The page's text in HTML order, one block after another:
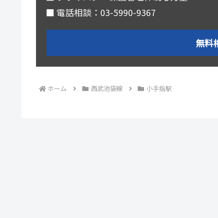
■ 電話相談：03-5990-9367
無料
ホーム 西武池袋線 小手指駅